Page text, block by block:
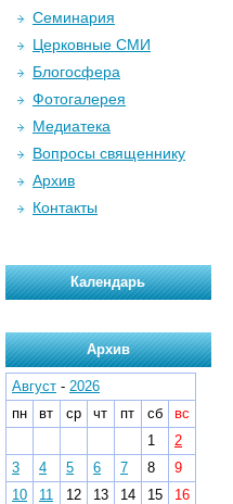
Семинария
Церковные СМИ
Блогосфера
Фотогалерея
Медиатека
Вопросы священнику
Архив
Контакты
Календарь
Архив
Август - 2026
пн
вт ср чт пт сб
вс
1
2
3
4 5 6 7 8
9
10
11 12 13 14 15
16